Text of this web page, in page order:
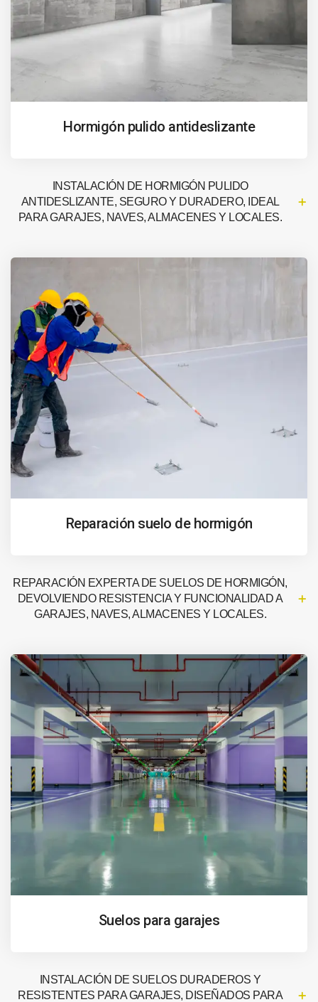
Hormigón pulido antideslizante
INSTALACIÓN DE HORMIGÓN PULIDO
ANTIDESLIZANTE, SEGURO Y DURADERO, IDEAL
PARA GARAJES, NAVES, ALMACENES Y LOCALES.
Reparación suelo de hormigón
REPARACIÓN EXPERTA DE SUELOS DE HORMIGÓN,
DEVOLVIENDO RESISTENCIA Y FUNCIONALIDAD A
GARAJES, NAVES, ALMACENES Y LOCALES.
Suelos para garajes
INSTALACIÓN DE SUELOS DURADEROS Y
RESISTENTES PARA GARAJES, DISEÑADOS PARA